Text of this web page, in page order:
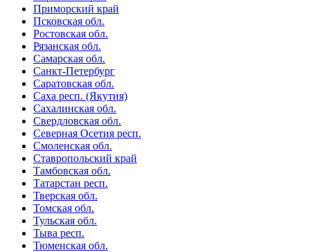
Приморский край
Псковская обл.
Ростовская обл.
Рязанская обл.
Самарская обл.
Санкт-Петербург
Саратовская обл.
Саха респ. (Якутия)
Сахалинская обл.
Свердловская обл.
Северная Осетия респ.
Смоленская обл.
Ставропольский край
Тамбовская обл.
Татарстан респ.
Тверская обл.
Томская обл.
Тульская обл.
Тыва респ.
Тюменская обл.